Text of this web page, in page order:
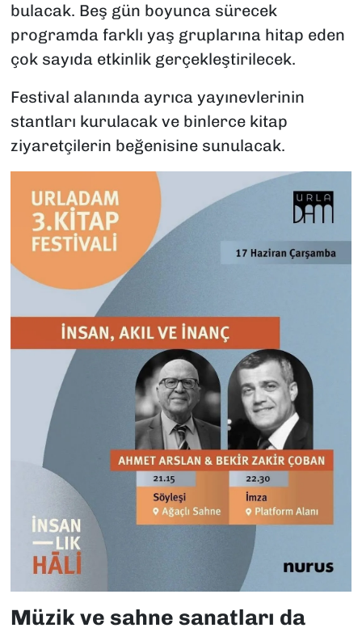
bulacak. Beş gün boyunca sürecek
programda farklı yaş gruplarına hitap eden
çok sayıda etkinlik gerçekleştirilecek.
Festival alanında ayrıca yayınevlerinin
stantları kurulacak ve binlerce kitap
ziyaretçilerin beğenisine sunulacak.
Müzik ve sahne sanatları da